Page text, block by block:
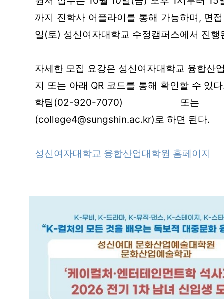
까지 진학사 어플라이를 통해 가능하며, 면
일(토) 성신여자대학교 수정캠퍼스에서 진행
자세한 모집 요강은 성신여자대학교 융합산
지 또는 아래 QR 코드를 통해 확인할 수 있
학팀(02-920-7070) 또
(college4@sungshin.ac.kr)로 하면 된다.
성신여자대학교 융합산업대학원 홈페이지